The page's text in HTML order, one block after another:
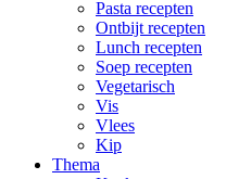
Pasta recepten
Ontbijt recepten
Lunch recepten
Soep recepten
Vegetarisch
Vis
Vlees
Kip
Thema